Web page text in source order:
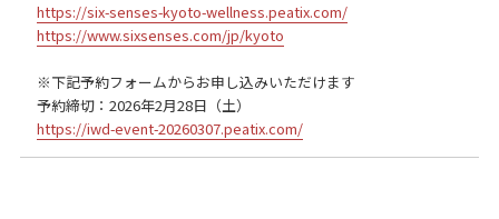
https://six-senses-kyoto-wellness.peatix.com/
https://www.sixsenses.com/jp/kyoto
※下記予約フォームからお申し込みいただけます
予約締切：2026年2月28日（土）
https://iwd-event-20260307.peatix.com/